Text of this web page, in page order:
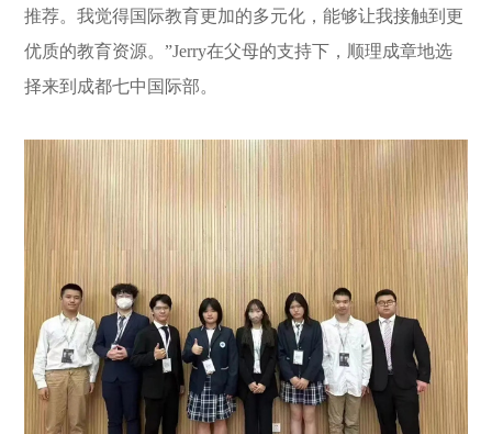
推荐。我觉得国际教育更加的多元化，能够让我接触到更
优质的教育资源。”Jerry在父母的支持下，顺理成章地选
择来到成都七中国际部。